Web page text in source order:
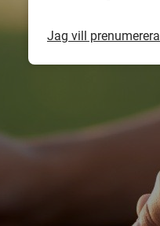
Jag vill prenumerera